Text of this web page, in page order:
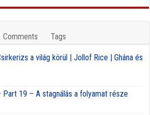
Comments Tags
a világ körül | Jollof Rice | Ghána és
Part 19 – A stagnálás a folyamat része